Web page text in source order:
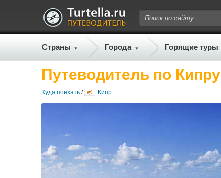
Страны Города Горящие туры
Путеводитель по Кипру
Куда поехать / Кипр